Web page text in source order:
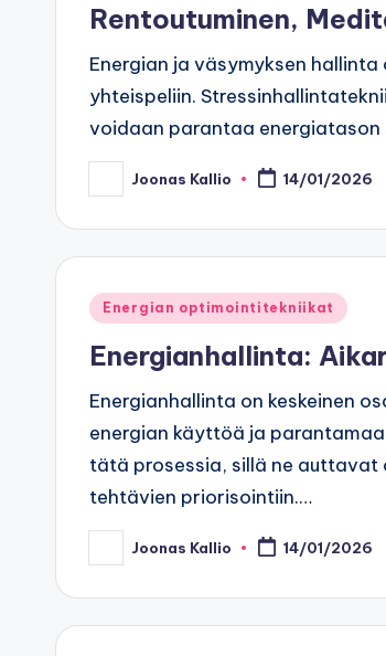
Rentoutuminen,
Energian ja väsymyksen hallinta
yhteispeliin.
voidaan parantaa
Posted
by
Joonas Kallio 14/01/2026
Posted
Energian optimointitekniikat
Energianhallinta:
Energianhallinta on keskeinen
energian käyttöä ja
tätä prosessia, sillä ne
tehtävien priorisointiin.…
Posted
by
Joonas Kallio 14/01/2026